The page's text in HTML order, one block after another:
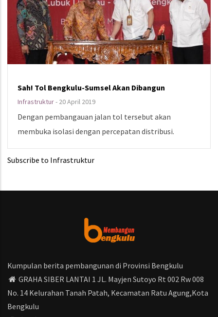
Sah! Tol Bengkulu-Sumsel Akan Dibangun
Infrastruktur- 20 April 2019
Dengan pembangauan jalan tol tersebut akan
membuka isolasi dengan percepatan distribusi.
Subscribe to Infrastruktur
Kumpulan berita pembangunan di Provinsi Bengkulu
GRAHA SIBER LANTAI 1 JL. Mayjen Sutoyo Rt 002 Rw 008
No. 14 Kelurahan Tanah Patah, Kecamatan Ratu Agung,Kota
Bengkulu